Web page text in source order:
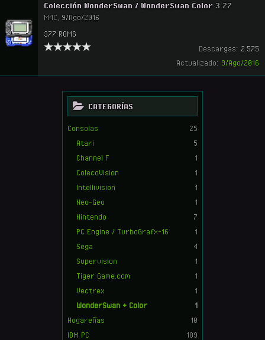
CATEGORÍAS
Consolas
25
Atari
5
Channel F
1
ColecoVision
1
Intellivision
1
Neo-Geo
1
Nintendo
7
PC Engine / TurboGrafx-16
1
Sega
4
Supervision
1
Tiger Game.com
1
Vectrex
1
WonderSwan + Color
1
Hogareñas
10
IBM PC
189
Colección WonderSwan / WonderSwan Color 3.27
M4C 9/Ago/2016
377 ROMS
Descargas: 2.575
Actualizado: 9/Ago/2016